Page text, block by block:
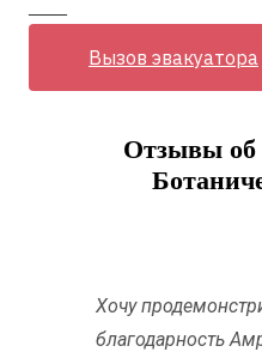
——
Вызов эвакуатора
Отзывы об
Хочу
благодарность